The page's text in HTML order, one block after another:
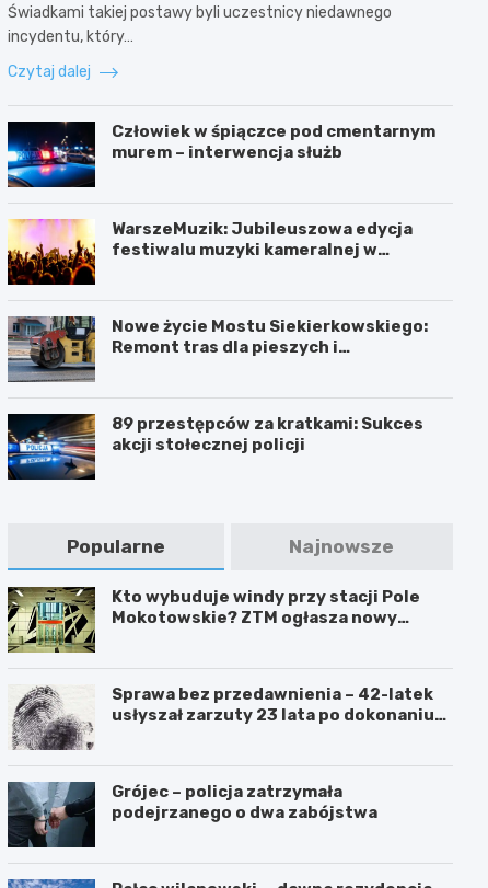
Świadkami takiej postawy byli uczestnicy niedawnego
incydentu, który…
Czytaj dalej
Człowiek w śpiączce pod cmentarnym
murem – interwencja służb
WarszeMuzik: Jubileuszowa edycja
festiwalu muzyki kameralnej w
Nowe życie Mostu Siekierkowskiego:
Remont tras dla pieszych i
89 przestępców za kratkami: Sukces
akcji stołecznej policji
Popularne Najnowsze
Kto wybuduje windy przy stacji Pole
Mokotowskie? ZTM ogłasza nowy
Sprawa bez przedawnienia – 42-latek
usłyszał zarzuty 23 lata po dokonaniu
Grójec – policja zatrzymała
podejrzanego o dwa zabójstwa